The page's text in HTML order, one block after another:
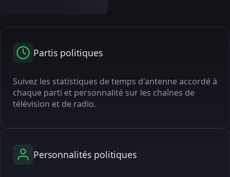
Partis politiques
Suivez les statistiques de temps d'antenne accordé à
chaque parti et personnalité sur les chaînes de
télévision et de radio.
Personnalités politiques